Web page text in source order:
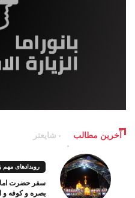
آخرین مطالب شایعتر
رویدادهای
سفر حضرت
بصره و کوفه و